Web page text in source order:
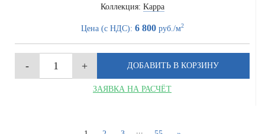
Коллекция: Kappa
Цена (с НДС): 6 800руб./м2
ЗАЯВКА НА РАСЧЁТ
...